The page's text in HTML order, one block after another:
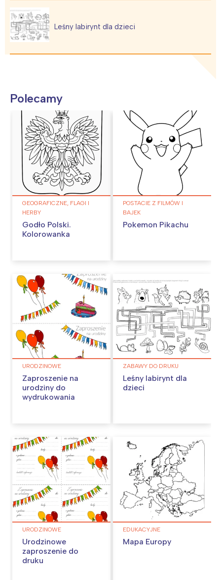
Leśny labirynt dla dzieci
Polecamy
GEOGRAFICZNE, FLAGI I
HERBY
Godło Polski.
Kolorowanka
POSTACIE Z FILMÓW I
BAJEK
Pokemon Pikachu
URODZINOWE
Zaproszenie na
urodziny do
wydrukowania
ZABAWY DO DRUKU
Leśny labirynt dla
dzieci
URODZINOWE
Urodzinowe
zaproszenie do
druku
EDUKACYJNE
Mapa Europy